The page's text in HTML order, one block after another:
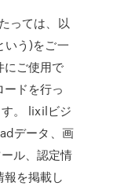
っては、以
いう)をご一
にご使用で
ドを行っ
。 lixilビジ
データ、画
ル、認定情
を掲載し